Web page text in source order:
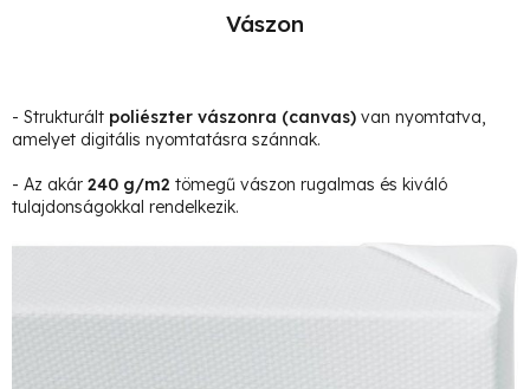
Vászon
- Strukturált poliészter vászonra (canvas) van nyomtatva,
amelyet digitális nyomtatásra szánnak.
- Az akár 240 g/m2 tömegű vászon rugalmas és kiváló
tulajdonságokkal rendelkezik.